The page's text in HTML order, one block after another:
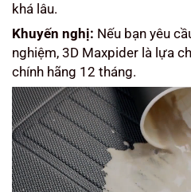
khá lâu.
Khuyến nghị: Nếu bạn yêu
nghiệm, 3D Maxpider là lựa
chính hãng 12 tháng.